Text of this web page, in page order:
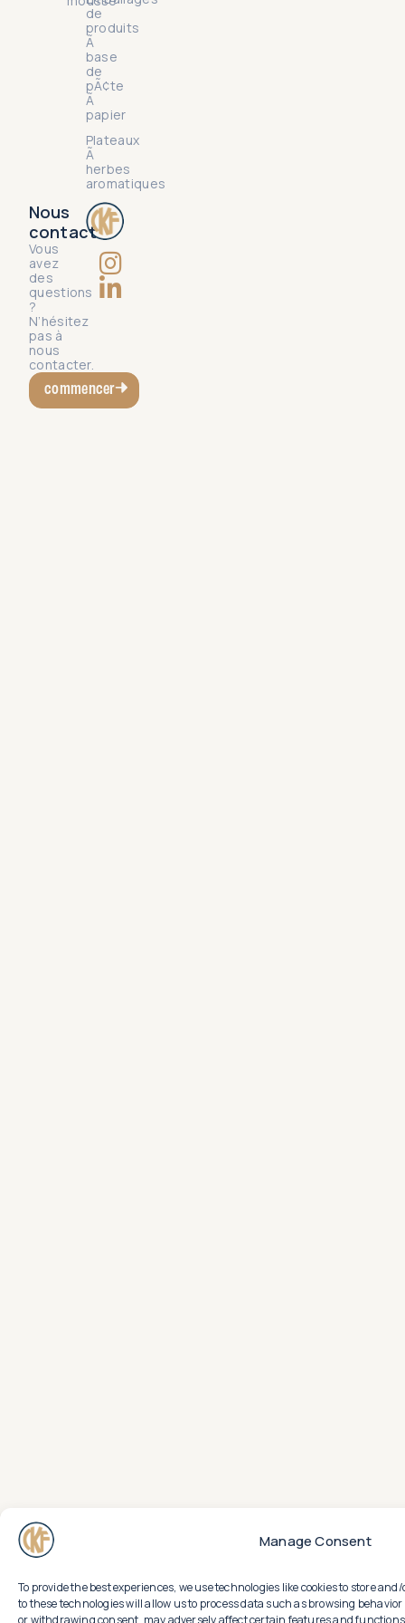
Manage Consent
To provide the best experiences, we use technologies like cookies to store
to these technologies will allow us to process data such as browsing
or withdrawing consent, may adversely affect certain features and
de
produits
Ã
base
de
pÃ¢te
Ã
papier
Plateaux
Ã
herbes
aromatiques
Nous
contact
Vous
avez
des
questions
?
N’hésitez
pas à
nous
contacter.
commencer